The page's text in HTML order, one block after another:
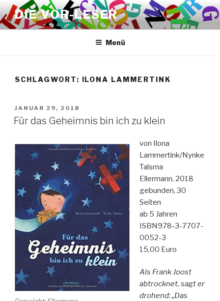
Zum
Inhalt
springen
DIE VOR-LESER
Menü
SCHLAGWORT: ILONA LAMMERTINK
VERÖFFENTLICHT
AM
JANUAR 29, 2018
Für das Geheimnis bin ich zu klein
von Ilona
Lammertink/Nynke
Talsma
Ellermann, 2018
gebunden, 30
Seiten
ab 5 Jahren
ISBN978-3-7707-
0052-3
15,00 Euro
Als Frank Joost
abtrocknet, sagt er
drohend: „Das